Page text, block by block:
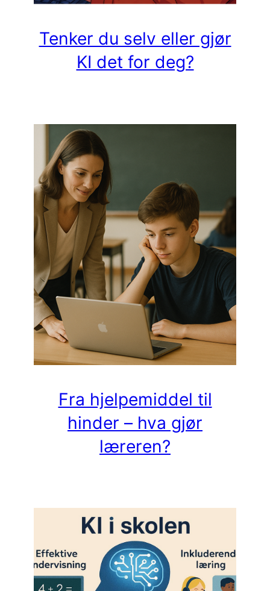
Tenker du selv eller gjør
KI det for deg?
Fra hjelpemiddel til
hinder – hva gjør
læreren?